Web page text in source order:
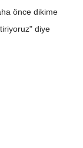
önce dikime
diye